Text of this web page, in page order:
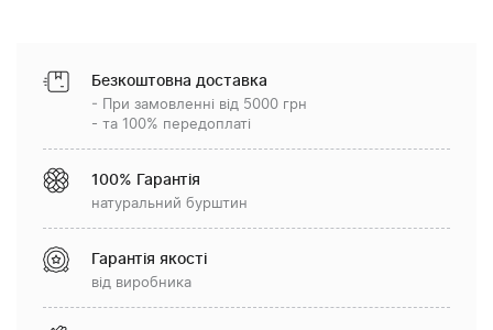
Безкоштовна доставка
- При замовленні від 5000 грн
- та 100% передоплаті
100% Гарантія
натуральний бурштин
Гарантія якості
від виробника